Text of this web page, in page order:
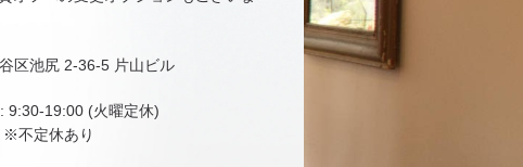
区池尻 2-36-5 片山ビル
9:30-19:00 (火曜定休)
※不定休あり